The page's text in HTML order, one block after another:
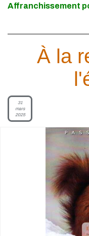
Affranchissement
À la
31
mars
2025